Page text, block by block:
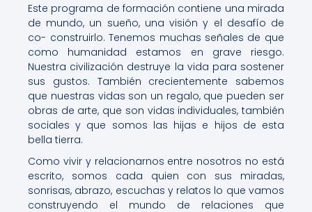
Este programa de formación contiene una mirada
de mundo, un sueño, una visión y el desafío de
co- construirlo. Tenemos muchas señales de que
como humanidad estamos en grave riesgo.
Nuestra civilización destruye la vida para sostener
sus gustos. También crecientemente sabemos
que nuestras vidas son un regalo, que pueden ser
obras de arte, que son vidas individuales, también
sociales y que somos las hijas e hijos de esta
bella tierra.
Como vivir y relacionarnos entre nosotros no está
escrito, somos cada quien con sus miradas,
sonrisas, abrazo, escuchas y relatos lo que vamos
construyendo el mundo de relaciones que